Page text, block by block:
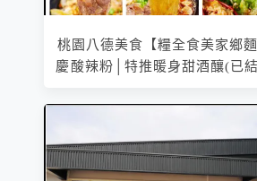
桃園八德美食【糧全食美家鄉
慶酸辣粉│特推暖身甜酒釀(已